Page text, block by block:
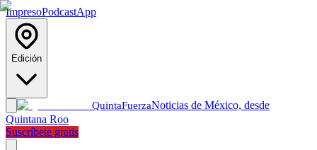
ImpresoPodcastApp
Edición
QuintaFuerzaNoticias de México, desde
Quintana Roo
Suscríbete gratis